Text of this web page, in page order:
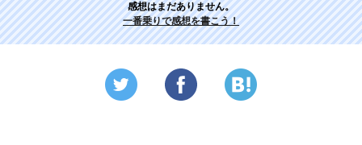
感想はまだありません。
一番乗りで感想を書こう！